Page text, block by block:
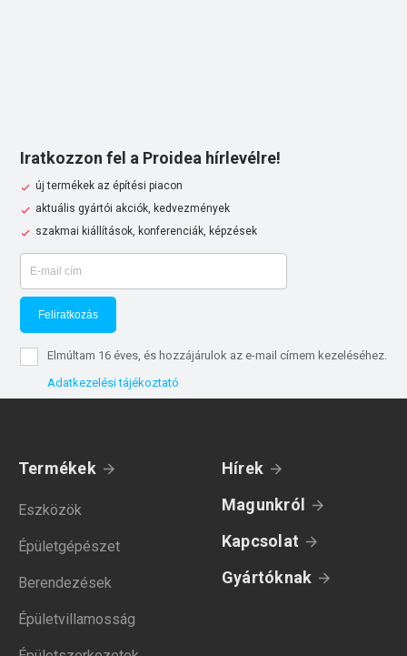
Iratkozzon fel a Proidea hírlevélre!
új termékek az építési piacon
aktuális gyártói akciók, kedvezmények
szakmai kiállítások, konferenciák, képzések
Feliratkozás
Elmúltam 16 éves, és hozzájárulok az e-mail címem kezeléséhez.
Adatkezelési tájékoztató
Termékek
Eszközök
Épületgépészet
Berendezések
Épületvillamosság
Hírek
Magunkról
Kapcsolat
Gyártóknak